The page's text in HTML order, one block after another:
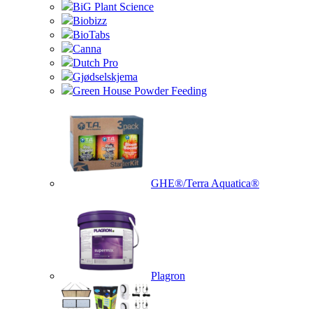
BiG Plant Science
Biobizz
BioTabs
Canna
Dutch Pro
Gjødselskjema
Green House Powder Feeding
GHE®/Terra Aquatica®
Plagron